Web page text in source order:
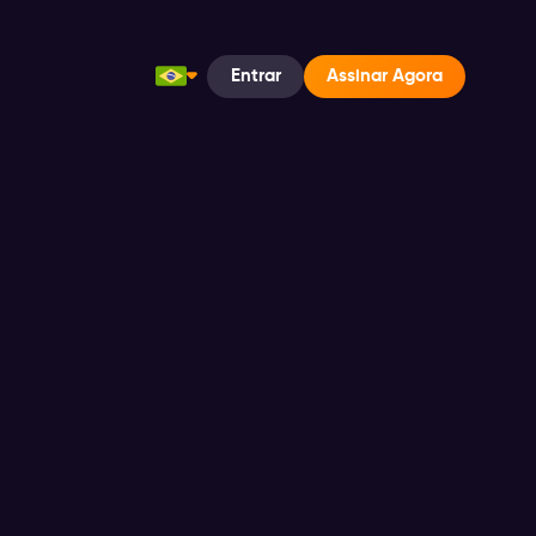
Entrar Assinar Agora